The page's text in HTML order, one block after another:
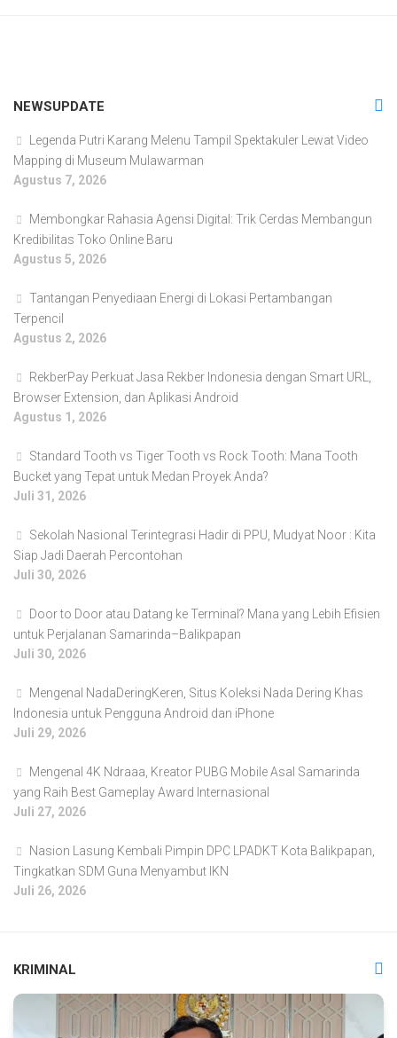
NEWSUPDATE
Legenda Putri Karang Melenu Tampil Spektakuler Lewat Video
Mapping di Museum Mulawarman
Agustus 7, 2026
Membongkar Rahasia Agensi Digital: Trik Cerdas Membangun
Kredibilitas Toko Online Baru
Agustus 5, 2026
Tantangan Penyediaan Energi di Lokasi Pertambangan
Terpencil
Agustus 2, 2026
RekberPay Perkuat Jasa Rekber Indonesia dengan Smart URL,
Browser Extension, dan Aplikasi Android
Agustus 1, 2026
Standard Tooth vs Tiger Tooth vs Rock Tooth: Mana Tooth
Bucket yang Tepat untuk Medan Proyek Anda?
Juli 31, 2026
Sekolah Nasional Terintegrasi Hadir di PPU, Mudyat Noor : Kita
Siap Jadi Daerah Percontohan
Juli 30, 2026
Door to Door atau Datang ke Terminal? Mana yang Lebih Efisien
untuk Perjalanan Samarinda–Balikpapan
Juli 30, 2026
Mengenal NadaDeringKeren, Situs Koleksi Nada Dering Khas
Indonesia untuk Pengguna Android dan iPhone
Juli 29, 2026
Mengenal 4K Ndraaa, Kreator PUBG Mobile Asal Samarinda
yang Raih Best Gameplay Award Internasional
Juli 27, 2026
Nasion Lasung Kembali Pimpin DPC LPADKT Kota Balikpapan,
Tingkatkan SDM Guna Menyambut IKN
Juli 26, 2026
KRIMINAL